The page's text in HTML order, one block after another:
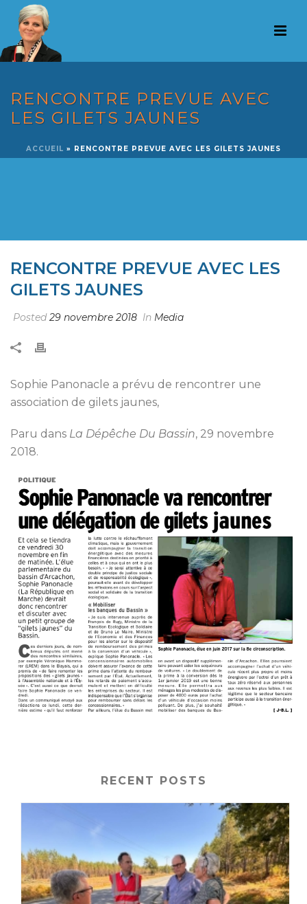
RENCONTRE PREVUE AVEC
LES GILETS JAUNES
ACCUEIL » RENCONTRE PREVUE AVEC LES GILETS JAUNES
RENCONTRE PREVUE AVEC LES
GILETS JAUNES
Posted29 novembre 2018 In Media
Sophie Panonacle a prévu de rencontrer une
association de gilets jaunes,
Paru dans La Dépêche Du Bassin, 29 novembre
2018.
RECENT POSTS